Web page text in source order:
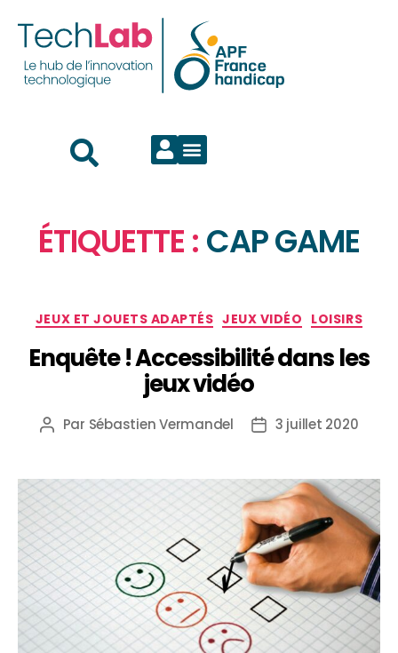
ÉTIQUETTE : CAP GAME
JEUX ET JOUETS ADAPTÉS JEUX VIDÉO LOISIRS
Enquête ! Accessibilité dans les
jeux vidéo
Par Sébastien Vermandel 3 juillet 2020